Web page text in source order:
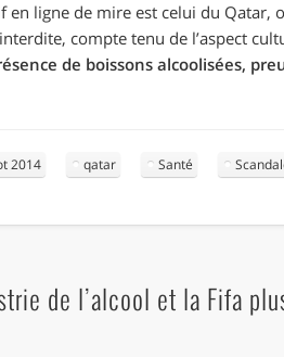
ligne de mire est celui du Qatar,
compte tenu de l’aspect
de boissons alcoolisées,
2014 qatar Santé
de l’alcool et la Fifa